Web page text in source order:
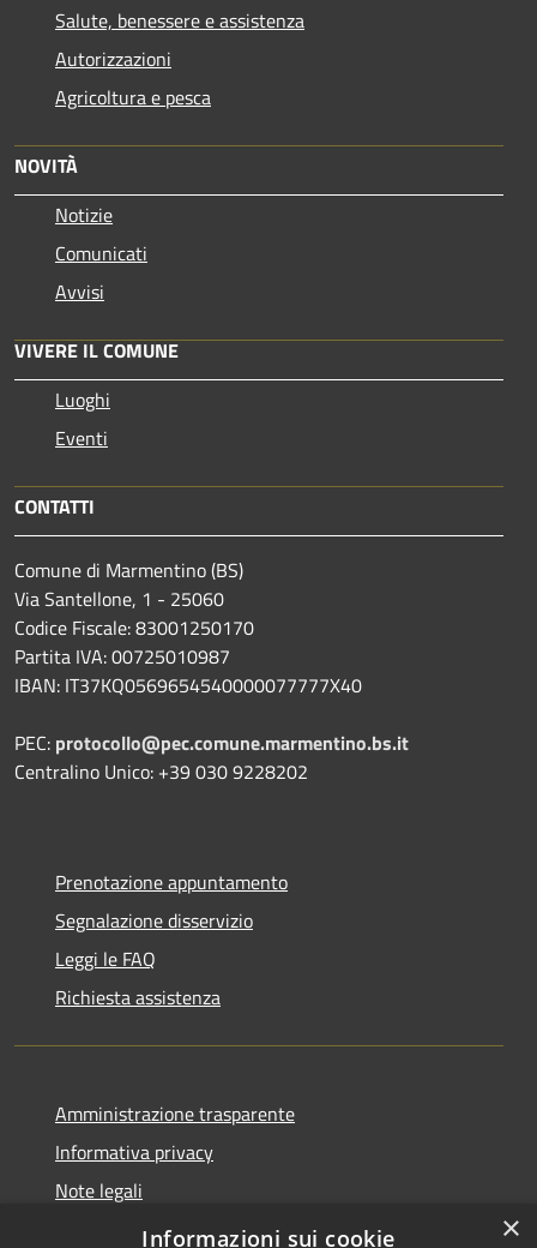
Salute, benessere e assistenza
Autorizzazioni
Agricoltura e pesca
NOVITÀ
Notizie
Comunicati
Avvisi
VIVERE IL COMUNE
Luoghi
Eventi
CONTATTI
Comune di Marmentino (BS)
Via Santellone, 1 - 25060
Codice Fiscale: 83001250170
Partita IVA: 00725010987
IBAN: IT37KQ0569654540000077777X40
PEC: protocollo@pec.comune.marmentino.bs.it
Centralino Unico: +39 030 9228202
Prenotazione appuntamento
Segnalazione disservizio
Leggi le FAQ
Richiesta assistenza
Amministrazione trasparente
Informativa privacy
Note legali
Dichiarazione di accessibilità
×
Informazioni sui cookie